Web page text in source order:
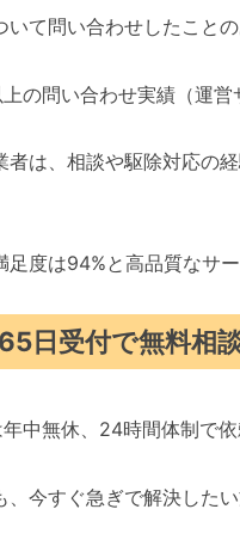
いて問い合わせしたこと
の問い合わせ実績（運
者は、相談や駆除対応の
足度は94%と高品質なサ
日受付で無料相
年中無休、24時間体制で依
今すぐ急ぎで解決した